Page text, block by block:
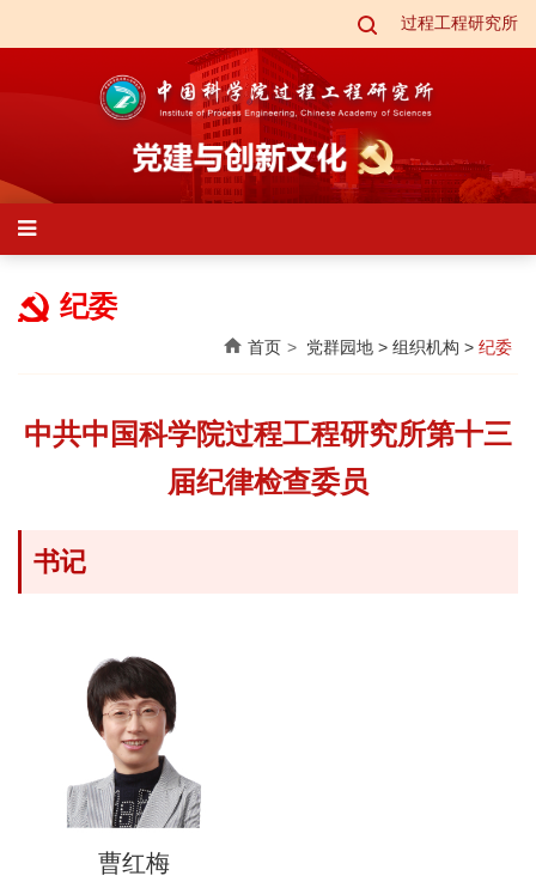
过程工程研究所
纪委
首页 党群园地 > 组织机构 > 纪委
中共中国科学院过程工程研究所第十三
届纪律检查委员
书记
曹红梅